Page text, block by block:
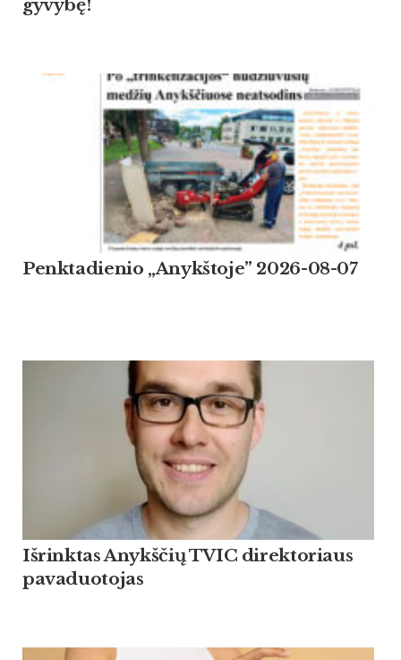
gyvybę!
Penktadienio „Anykštoje” 2026-08-07
Išrinktas Anykščių TVIC direktoriaus
pavaduotojas